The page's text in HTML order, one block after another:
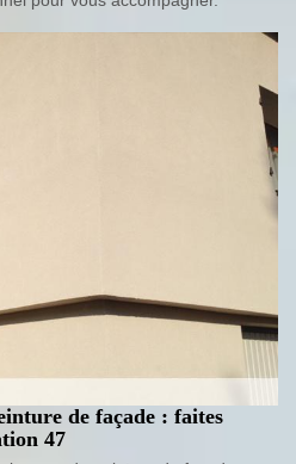
de façade : faites
47